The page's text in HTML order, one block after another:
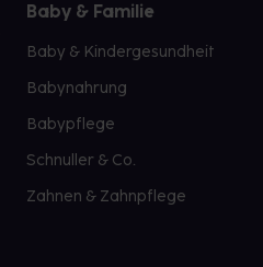
Baby & Familie
Baby & Kindergesundheit
Babynahrung
Babypflege
Schnuller & Co.
Zahnen & Zahnpflege